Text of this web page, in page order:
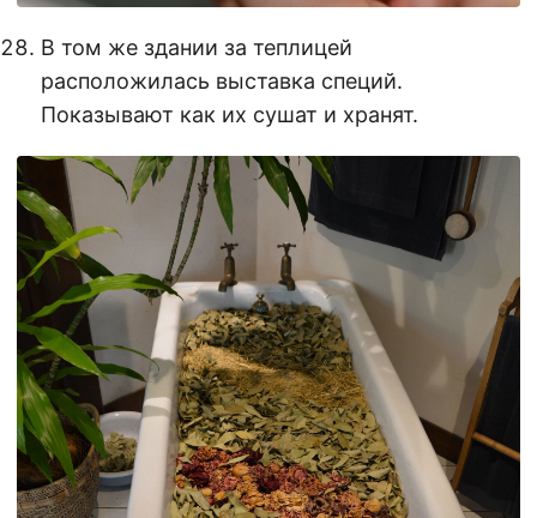
В том же здании за теплицей
расположилась выставка специй.
Показывают как их сушат и хранят.